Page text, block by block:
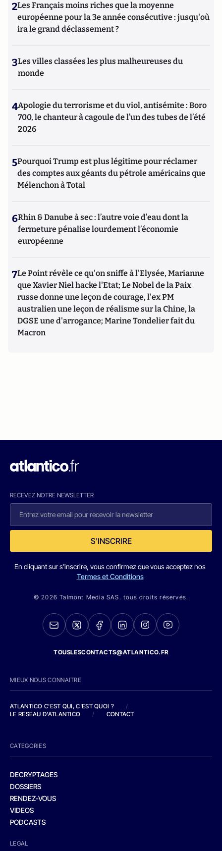
2Les Français moins riches que la moyenne
européenne pour la 3e année consécutive : jusqu'où
ira le grand déclassement ?
3Les villes classées les plus malheureuses du
monde
4Apologie du terrorisme et du viol, antisémite : Boro
700, le chanteur à cagoule de l’un des tubes de l’été
2026
5Pourquoi Trump est plus légitime pour réclamer
des comptes aux géants du pétrole américains que
Mélenchon à Total
6Rhin & Danube à sec : l’autre voie d’eau dont la
fermeture pénalise lourdement l’économie
européenne
7Le Point révèle ce qu'on sniffe à l'Elysée, Marianne
que Xavier Niel hacke l'Etat; Le Nobel de la Paix
russe donne une leçon de courage, l'ex PM
australien une leçon de réalisme sur la Chine, la
DGSE une d'arrogance; Marine Tondelier fait du
Macron
RECEVEZ NOTRE NEWSLETTER
S'INSCRIRE
En cliquant sur s'inscrire, vous confirmez que vous acceptez nos
Termes et Conditions
© 2026 Talmont Media SAS. tous droits réservés.
TOUSLESCONTACTS@ATLANTICO.FR
MIEUX NOUS CONNAITRE
ATLANTICO C'EST QUI, C'EST QUOI ?
/
LE RESEAU D'ATLANTICO
/ CONTACT
CATEGORIES
DECRYPTAGES
DOSSIERS
RENDEZ-VOUS
VIDEOS
PODCASTS
LEGAL